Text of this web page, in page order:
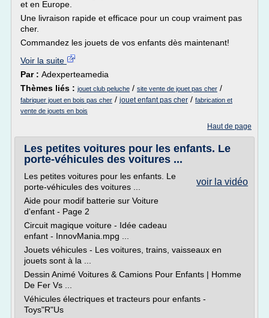
et en Europe.
Une livraison rapide et efficace pour un coup vraiment pas
cher.
Commandez les jouets de vos enfants dès maintenant!
Voir la suite
Par : Adexperteamedia
Thèmes liés : jouet club peluche / site vente de jouet pas cher /
fabriquer jouet en bois pas cher / jouet enfant pas cher / fabrication et
vente de jouets en bois
Haut de page
Les petites voitures pour les enfants. Le
porte-véhicules des voitures ...
voir la vidéo
Les petites voitures pour les enfants. Le
porte-véhicules des voitures ...
Aide pour modif batterie sur Voiture
d'enfant - Page 2
Circuit magique voiture - Idée cadeau
enfant - InnovMania.mpg ...
Jouets véhicules - Les voitures, trains, vaisseaux en
jouets sont à la ...
Dessin Animé Voitures & Camions Pour Enfants | Homme
De Fer Vs ...
Véhicules électriques et tracteurs pour enfants -
Toys"R"Us